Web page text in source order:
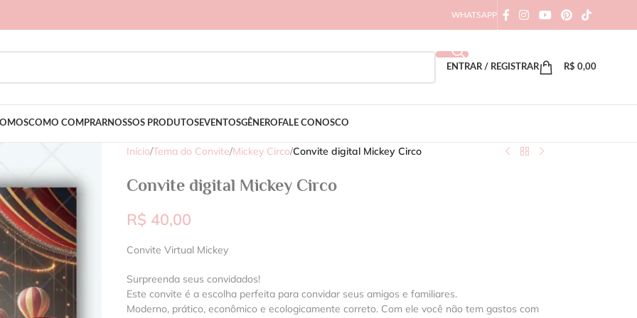
WHATSAPP
ENTRAR / REGISTRAR R$ 0,00
COMO COMPRARNOSSOS PRODUTOSEVENTOSGÊNERO FALE CONOSCO
Início/Tema do Convite/Mickey Circo/Convite digital Mickey Circo
Convite digital Mickey Circo
R$ 40,00
Convite Virtual Mickey
Surpreenda seus convidados!
Este convite é a escolha perfeita para convidar seus amigos e familiares.
Moderno, prático, econômico e ecologicamente correto. Com ele você não tem gastos com